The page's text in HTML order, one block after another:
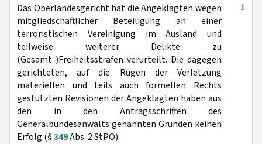
1
Das Oberlandesgericht hat die Angeklagten wegen
mitgliedschaftlicher Beteiligung an einer
terroristischen Vereinigung im Ausland und
teilweise weiterer Delikte zu
(Gesamt-)Freiheitsstrafen verurteilt. Die dagegen
gerichteten, auf die Rügen der Verletzung
materiellen und teils auch formellen Rechts
gestützten Revisionen der Angeklagten haben aus
den in den Antragsschriften des
Generalbundesanwalts genannten Gründen keinen
Erfolg (§349Abs. 2 StPO).